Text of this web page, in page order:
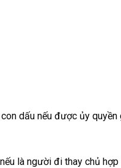
dấu nếu được ủy quyền
là người đi thay chủ hợp